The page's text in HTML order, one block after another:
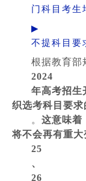
门科目考生
▶
不提科目要
根据教育部
2024
年高考招生
织选考科目要求
。 这意味着
将不会再有重大
25
、
26